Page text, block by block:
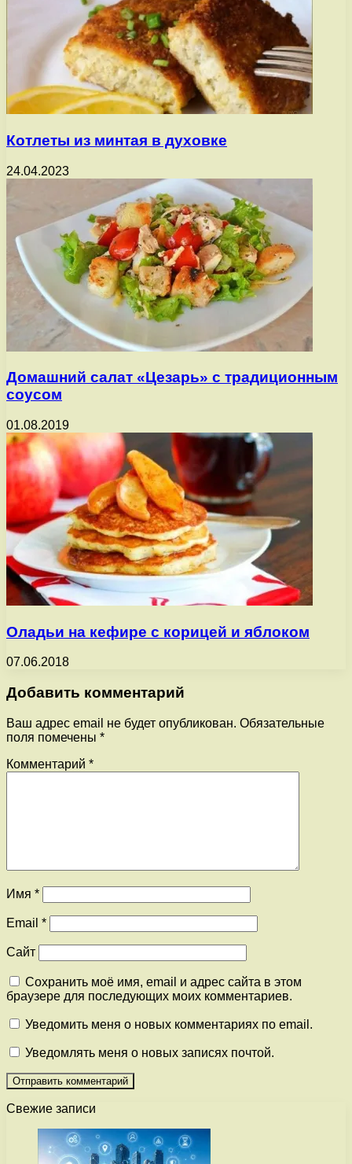
Котлеты из минтая в духовке
24.04.2023
Домашний салат «Цезарь» с традиционным
соусом
01.08.2019
Оладьи на кефире с корицей и яблоком
07.06.2018
Добавить комментарий
Ваш адрес email не будет опубликован. Обязательные
поля помечены *
Комментарий *
Имя *
Email *
Сайт
Сохранить моё имя, email и адрес сайта в этом
браузере для последующих моих комментариев.
Уведомить меня о новых комментариях по email.
Уведомлять меня о новых записях почтой.
Свежие записи